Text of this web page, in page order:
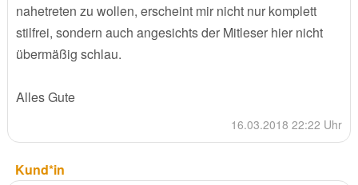
nahetreten zu wollen, erscheint mir nicht nur komplett
stilfrei, sondern auch angesichts der Mitleser hier nicht
übermäßig schlau.
Alles Gute
16.03.2018 22:22 Uhr
Kund*in